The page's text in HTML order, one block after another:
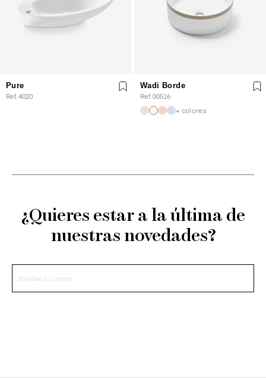
Pure
Ref. 4020
Wadi Borde
Ref. 00516
+ colores
¿Quieres estar a la última de
nuestras novedades?